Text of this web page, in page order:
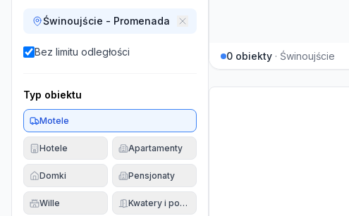
Świnoujście - Promenada
Bez limitu odległości
Typ obiektu
Motele
Hotele Apartamenty
Domki Pensjonaty
Wille Kwatery i pokoje
0 obiekty · Świnoujście